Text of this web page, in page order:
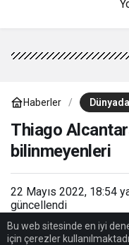
Haberler
Thiago
bilinmeyenleri
22 Mayıs 2022, 18:54
güncellendi
Bu web sitesinde en iyi
için çerezler